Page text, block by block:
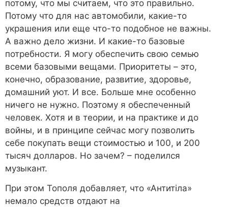
потому, что мы считаем, что это правильно.
Потому что для нас автомобили, какие-то
украшения или еще что-то подобное не важны.
А важно дело жизни. И какие-то базовые
потребности. Я могу обеспечить свою семью
всеми базовыми вещами. Приоритеты – это,
конечно, образование, развитие, здоровье,
домашний уют. И все. Больше мне особенно
ничего не нужно. Поэтому я обеспеченный
человек. Хотя и в теории, и на практике и до
войны, и в принципе сейчас могу позволить
себе покупать вещи стоимостью и 100, и 200
тысяч долларов. Но зачем? – поделился
музыкант.
При этом Тополя добавляет, что «Антитіла»
немало средств отдают на